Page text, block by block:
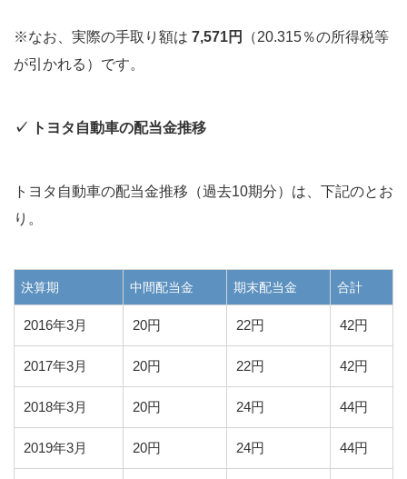
※なお、実際の手取り額は 7,571円
（20.315％の所得税等
が引かれる）です。
✓ トヨタ自動車の配当金推移
トヨタ自動車の配当金推移（過去10期分）は、下記のとお
り。
決算期 中間配当金 期末配当金 合計
2016年3月 20円 22円 42円
2017年3月 20円 22円 42円
2018年3月 20円 24円 44円
2019年3月 20円 24円 44円